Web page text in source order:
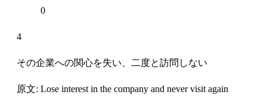
0
4
その企業への関心を失い、二度と訪問しない
原文: Lose interest in the company and never visit again